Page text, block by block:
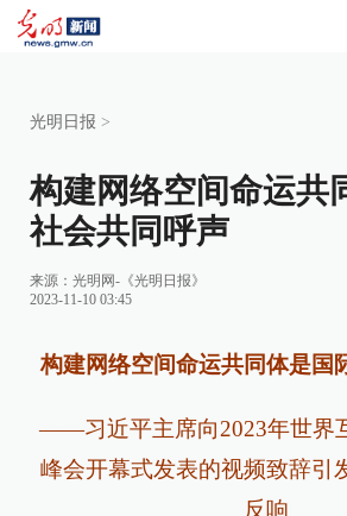
光明日报 >
构建网络空间命运共
社会共同呼声
来源： 光明网-《光明日报》
2023-11-10 03:45
构建网络空间命运共同体是国
——习近平主席向2023年世界
峰会开幕式发表的视频致辞引
反响